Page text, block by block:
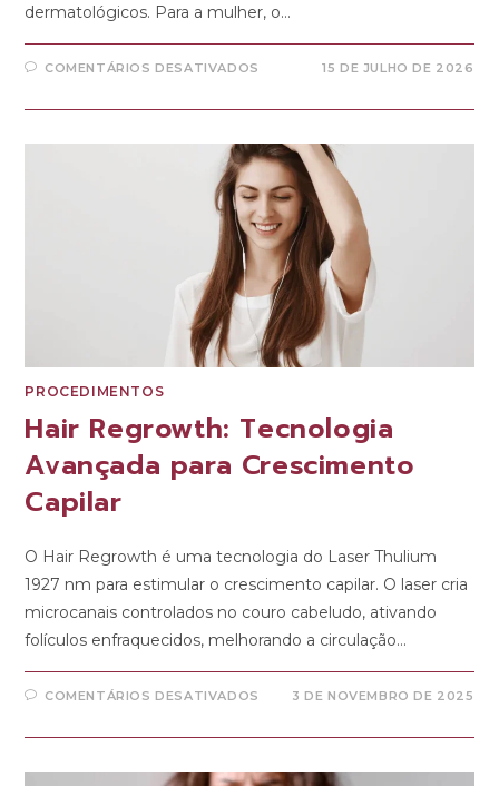
dermatológicos. Para a mulher, o…
COMENTÁRIOS DESATIVADOS 15 DE JULHO DE 2026
PROCEDIMENTOS
Hair Regrowth: Tecnologia
Avançada para Crescimento
Capilar
O Hair Regrowth é uma tecnologia do Laser Thulium
1927 nm para estimular o crescimento capilar. O laser cria
microcanais controlados no couro cabeludo, ativando
folículos enfraquecidos, melhorando a circulação…
COMENTÁRIOS DESATIVADOS 3 DE NOVEMBRO DE 2025